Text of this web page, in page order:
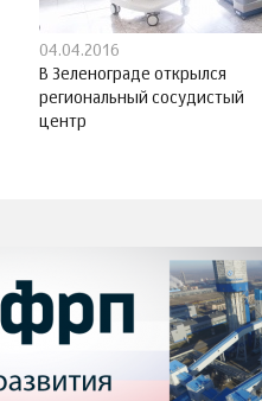
04.04.2016
В Зеленограде открылся
региональный сосудистый
центр